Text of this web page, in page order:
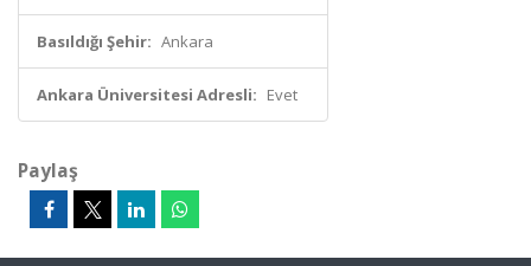
Basıldığı Şehir: Ankara
Ankara Üniversitesi Adresli: Evet
Paylaş